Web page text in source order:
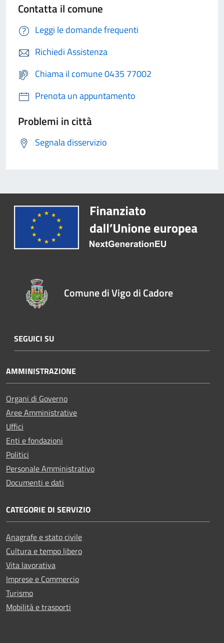
Contatta il comune
Leggi le domande frequenti
Richiedi Assistenza
Chiama il comune 0435 77002
Prenota un appuntamento
Problemi in città
Segnala disservizio
Comune di Vigo di Cadore
SEGUICI SU
AMMINISTRAZIONE
Organi di Governo
Aree Amministrative
Uffici
Enti e fondazioni
Politici
Personale Amministrativo
Documenti e dati
CATEGORIE DI SERVIZIO
Anagrafe e stato civile
Cultura e tempo libero
Vita lavorativa
Imprese e Commercio
Turismo
Mobilità e trasporti